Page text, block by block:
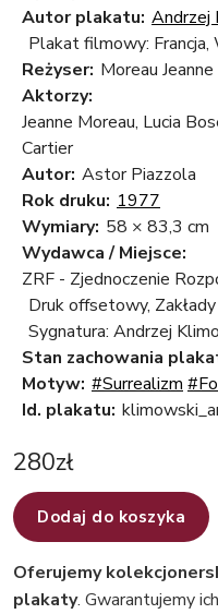
Autor plakatu: Andrzej
Plakat filmowy: Francja,
Reżyser: Moreau Jeanne
Aktorzy:
Jeanne Moreau, Lucia
Cartier
Autor: Astor Piazzola
Rok druku: 1977
Wymiary: 58 × 83,3 cm
Wydawca / Miejsce:
ZRF - Zjednoczenie
Druk offsetowy,
Sygnatura: Andrzej
Stan zachowania
Motyw: #Surrealizm
Id. plakatu:
280zł
Dodaj do koszyka
Oferujemy
plakaty. Gwarantujemy